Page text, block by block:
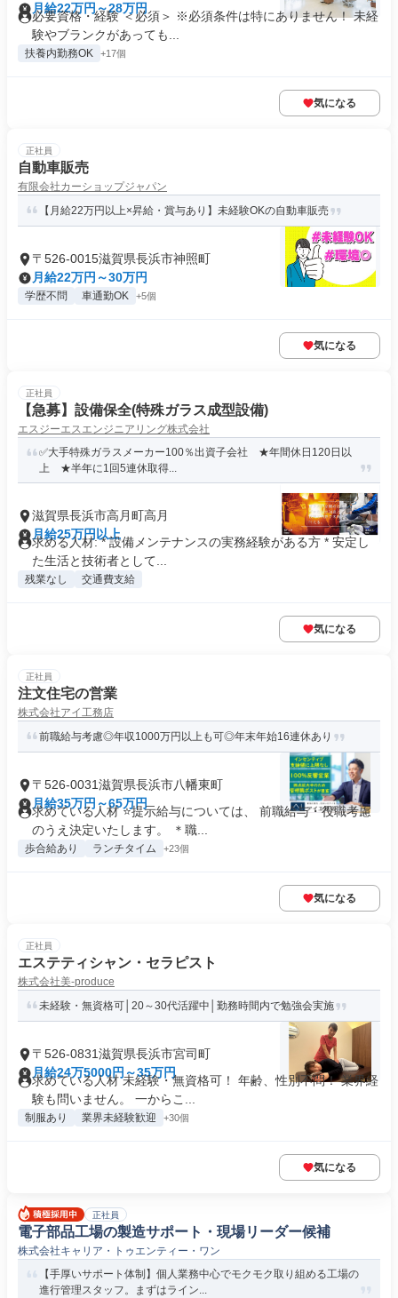
月給22万円～28万円
必要資格・経験 ＜必須＞ ※必須条件は特にありません！ 未経
験やブランクがあっても...
扶養内勤務OK +17個
気になる
正社員
自動車販売
有限会社カーショップジャパン
【月給22万円以上×昇給・賞与あり】未経験OKの自動車販売
〒526-0015滋賀県長浜市神照町
月給22万円～30万円
学歴不問 車通勤OK +5個
気になる
正社員
【急募】設備保全(特殊ガラス成型設備)
エスジーエスエンジニアリング株式会社
✅大手特殊ガラスメーカー100％出資子会社 ★年間休日120日以
上 ★半年に1回5連休取得...
滋賀県長浜市高月町高月
月給25万円以上
求める人材: * 設備メンテナンスの実務経験がある方 * 安定し
た生活と技術者として...
残業なし 交通費支給
気になる
正社員
注文住宅の営業
株式会社アイ工務店
前職給与考慮◎年収1000万円以上も可◎年末年始16連休あり
〒526-0031滋賀県長浜市八幡東町
月給35万円～65万円
求めている人材 ⭐提示給与については、 前職給与・役職考慮
のうえ決定いたします。 ＊職...
歩合給あり ランチタイム +23個
気になる
正社員
エステティシャン・セラピスト
株式会社美-produce
未経験・無資格可│20～30代活躍中│勤務時間内で勉強会実施
〒526-0831滋賀県長浜市宮司町
月給24万5000円～35万円
求めている人材 未経験・無資格可！ 年齢、性別不問！ 業界経
験も問いません。 一からこ...
制服あり 業界未経験歓迎 +30個
気になる
正社員
電子部品工場の製造サポート・現場リーダー候補
株式会社キャリア・トゥエンティー・ワン
【手厚いサポート体制】個人業務中心でモクモク取り組める工場の
進行管理スタッフ。まずはライン...